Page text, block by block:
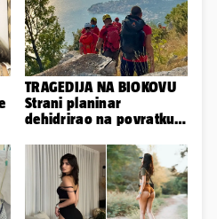
TRAGEDIJA NA BIOKOVU
Strani planinar
dehidrirao na povratku s